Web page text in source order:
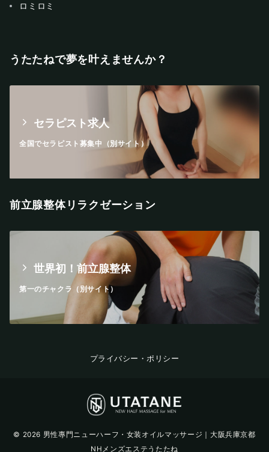
ロミロミ
うたたねで夢を叶えませんか？
セラピスト求人
全国でセラピスト募集中（別サイト）
前立腺整体リラクゼーション
世界初！前立腺整体
第一のチャクラ（別サイト）
プライバシー・ポリシー
© 2026 男性專門ニューハーフ・女装オイルマッサージ｜大阪兵庫京都
NHメンズエステうたたね